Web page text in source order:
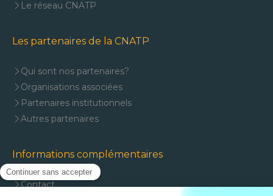
Le réseau CNATP
Les partenaires de la CNATP
Qui sont nos partenaires?
Organisations associées
Partenaires institutionnels
Autres partenaires
Informations complémentaires
Contact